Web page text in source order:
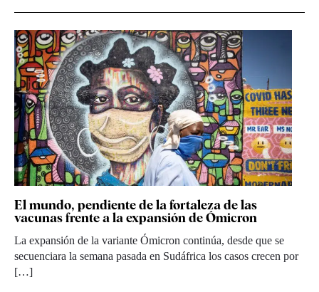
El mundo, pendiente de la fortaleza de las
vacunas frente a la expansión de Ómicron
La expansión de la variante Ómicron continúa, desde que se
secuenciara la semana pasada en Sudáfrica los casos crecen por
[…]